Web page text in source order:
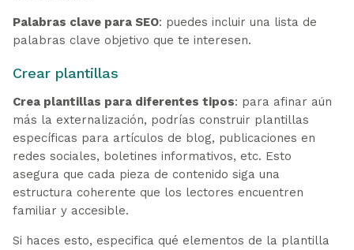
Palabras clave para SEO: puedes incluir una lista de
palabras clave objetivo que te interesen.
Crear plantillas
Crea plantillas para diferentes tipos: para afinar aún
más la externalización, podrías construir plantillas
específicas para artículos de blog, publicaciones en
redes sociales, boletines informativos, etc. Esto
asegura que cada pieza de contenido siga una
estructura coherente que los lectores encuentren
familiar y accesible.
Si haces esto, especifica qué elementos de la plantilla